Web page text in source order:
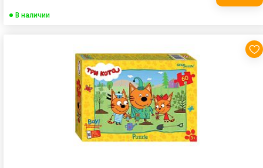
В наличии